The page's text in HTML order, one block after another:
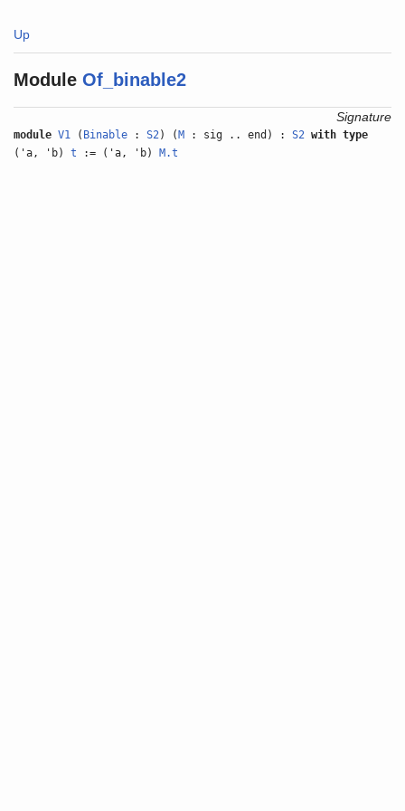
Up
Module Of_binable2
Signature
module V1 ( Binable :S2) ( M : sig .. end) :S2 with type
('a, 'b)t := ('a, 'b) M.t